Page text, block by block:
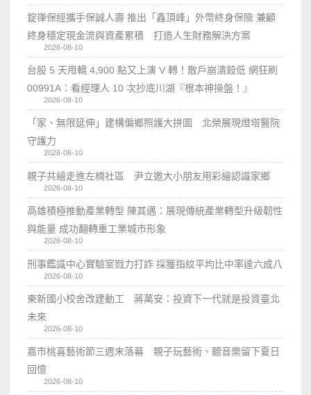
錠嵂保經攜手保誠人壽 推出「鑫頂峰」外幣終身保險 兼顧
終身穩定現金流與資產累積 打造人生財務解決方案
2026-08-10
台股 5 天甩轎 4,900 點又上演 V 轉！散戶崩潰殺低 網狂刷
00991A：看經理人 10 次抄底川湖『根本神操盤！』
2026-08-10
「家、無限延伸」建構偏鄉照護大拼圖 北榮展現燈塔醫院
守護力
2026-08-10
親子共繪走進左楠社區 尹立邀大小朋友用彩繪認識家鄉
2026-08-10
高雄積極推動產業轉型 陳其邁：展現傳統產業轉型升級韌性
與能量 成功翻轉重工業城市形象
2026-08-10
刑事鑑識中心實驗室戮力打詐 採獲指紋平均比中率達六成八
2026-08-10
東新國小校舍改建動工 蔣萬安：投資下一代就是投資臺北
未來
2026-08-10
嘉市桃喜藝術節三週末落幕 親子玩藝術、聽音樂留下夏日
回憶
2026-08-10